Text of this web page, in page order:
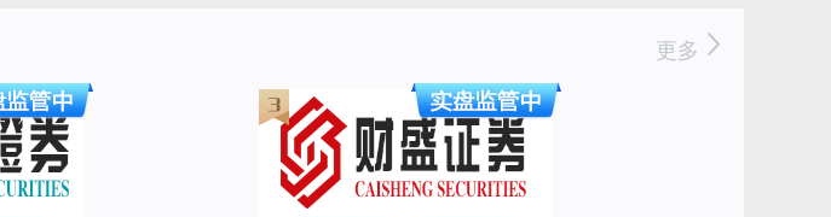
更多